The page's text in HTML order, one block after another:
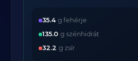
35.4 g fehérje
135.0 g szénhidrát
32.2 g zsír